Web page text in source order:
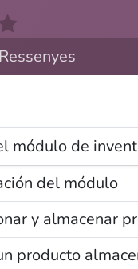
Ressenyes
módulo de
del módulo
y almacenar
producto
serveis
lloc web té la
BY-NC-SA 4.0